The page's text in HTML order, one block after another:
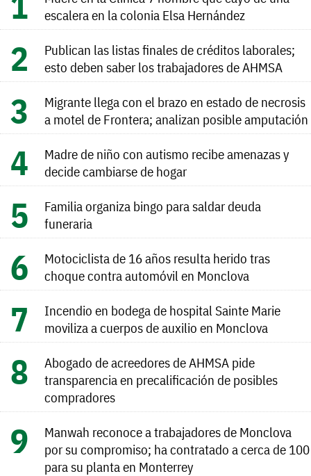
escalera en la colonia Elsa Hernández
Publican las listas finales de créditos laborales;
esto deben saber los trabajadores de AHMSA
Migrante llega con el brazo en estado de necrosis
a motel de Frontera; analizan posible amputación
Madre de niño con autismo recibe amenazas y
decide cambiarse de hogar
Familia organiza bingo para saldar deuda
funeraria
Motociclista de 16 años resulta herido tras
choque contra automóvil en Monclova
Incendio en bodega de hospital Sainte Marie
moviliza a cuerpos de auxilio en Monclova
Abogado de acreedores de AHMSA pide
transparencia en precalificación de posibles
compradores
Manwah reconoce a trabajadores de Monclova
por su compromiso; ha contratado a cerca de 100
para su planta en Monterrey